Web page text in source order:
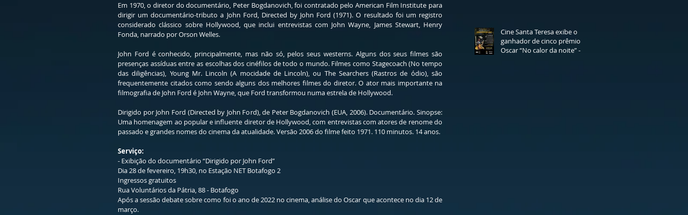
Em 1970, o diretor do documentário, Peter Bogdanovich, foi contratado pelo American Film Institute para
dirigir um documentário-tributo a John Ford, Directed by John Ford (1971). O resultado foi um registro
considerado clássico sobre Hollywood, que inclui entrevistas com John Wayne, James Stewart, Henry
Fonda, narrado por Orson Welles.
John Ford é conhecido, principalmente, mas não só, pelos seus westerns. Alguns dos seus filmes são
presenças assíduas entre as escolhas dos cinéfilos de todo o mundo. Filmes como Stagecoach (No tempo
das diligências), Young Mr. Lincoln (A mocidade de Lincoln), ou The Searchers (Rastros de ódio), são
frequentemente citados como sendo alguns dos melhores filmes do diretor. O ator mais importante na
filmografia de John Ford é John Wayne, que Ford transformou numa estrela de Hollywood.
Dirigido por John Ford (Directed by John Ford), de Peter Bogdanovich (EUA, 2006). Documentário. Sinopse:
Uma homenagem ao popular e influente diretor de Hollywood, com entrevistas com atores de renome do
passado e grandes nomes do cinema da atualidade. Versão 2006 do filme feito 1971. 110 minutos. 14 anos.
Serviço:
- Exibição do documentário “Dirigido por John Ford”
Dia 28 de fevereiro, 19h30, no Estação NET Botafogo 2
Ingressos gratuitos
Rua Voluntários da Pátria, 88 - Botafogo
Após a sessão debate sobre como foi o ano de 2022 no cinema, análise do Oscar que acontece no dia 12 de
março.
Cine Santa Teresa exibe o
ganhador de cinco prêmios
Oscar “No calor da noite” -